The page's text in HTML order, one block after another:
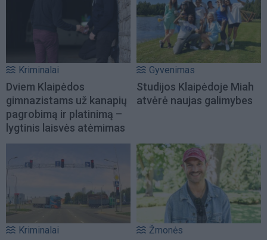
Kriminalai
Dviem Klaipėdos
gimnazistams už kanapių
pagrobimą ir platinimą –
lygtinis laisvės atėmimas
Gyvenimas
Studijos Klaipėdoje Miah
atvėrė naujas galimybes
Kriminalai Žmonės